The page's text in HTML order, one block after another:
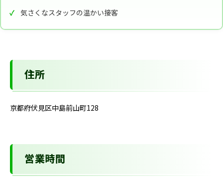
気さくなスタッフの温かい接客
住所
京都府伏見区中島前山町128
営業時間